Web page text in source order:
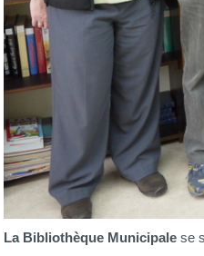
La Bibliothèque Municipale se